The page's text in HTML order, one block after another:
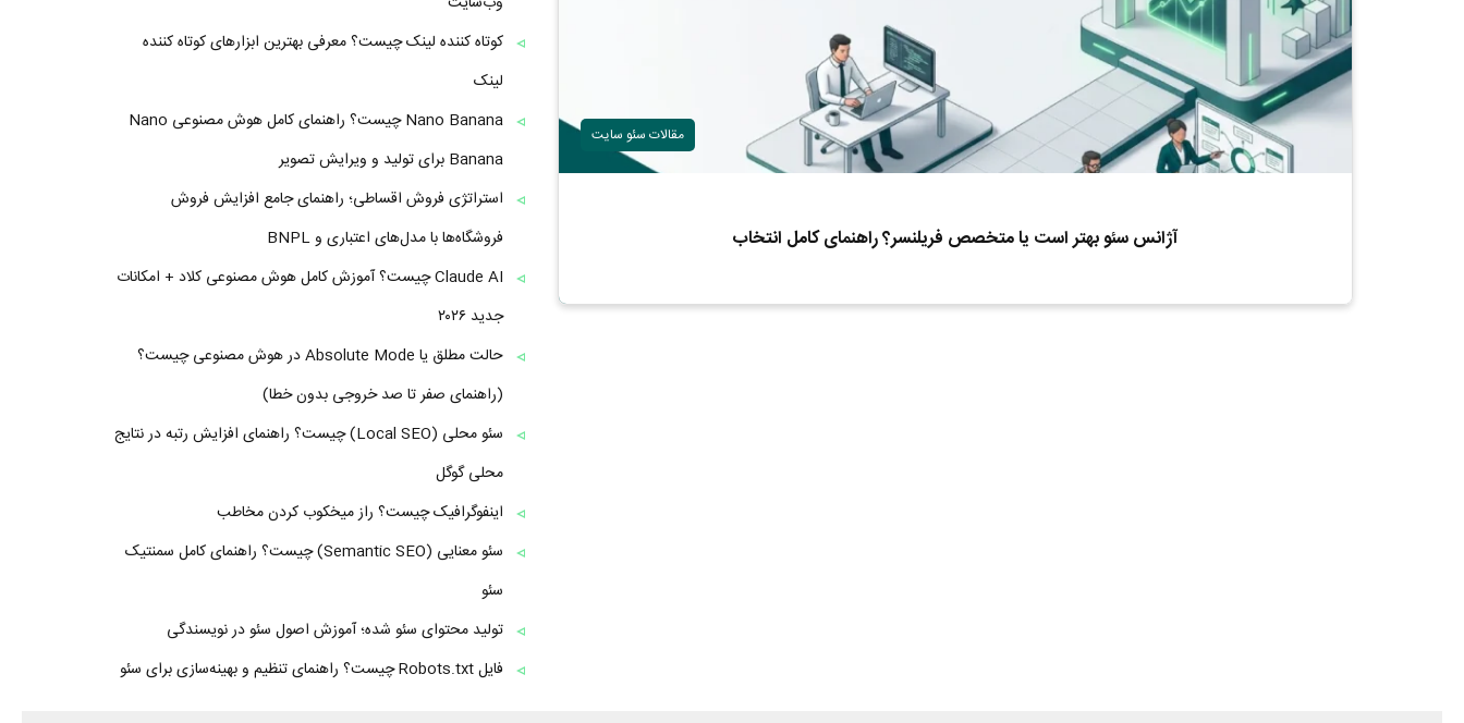
مقالات سئو سایت
آژانس سئو بهتر است یا متخصص فریلنسر؟ راهنمای کامل انتخاب
کوتاه کننده لینک چیست؟ معرفی بهترین ابزارهای کوتاه کننده
لینک
Nano Banana چیست؟ راهنمای کامل هوش مصنوعی Nano
Banana برای تولید و ویرایش تصویر
استراتژی فروش اقساطی؛ راهنمای جامع افزایش فروش
فروشگاه‌ها با مدل‌های اعتباری و BNPL
Claude AI چیست؟ آموزش کامل هوش مصنوعی کلاد + امکانات
جدید ۲۰۲۶
حالت مطلق یا Absolute Mode در هوش مصنوعی چیست؟
(راهنمای صفر تا صد خروجی بدون خطا)
سئو محلی (Local SEO) چیست؟ راهنمای افزایش رتبه در نتایج
محلی گوگل
اینفوگرافیک چیست؟ راز میخکوب کردن مخاطب
سئو معنایی (Semantic SEO) چیست؟ راهنمای کامل سمنتیک
سئو
تولید محتوای سئو شده؛ آموزش اصول سئو در نویسندگی
فایل Robots.txt چیست؟ راهنمای تنظیم و بهینه‌سازی برای سئو